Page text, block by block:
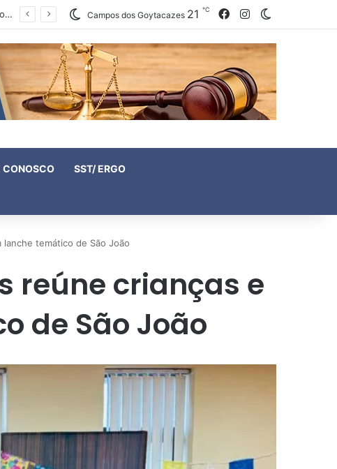
IV Fórum Fluminense de Violência Doméstica e Familiar Contra a Mulher aprova 18 enunciados Campos dos Goytacazes 21 ℃ FacebookInstagram
CONOSCO SST/ ERGO
temático de São João
reúne crianças e
de São João